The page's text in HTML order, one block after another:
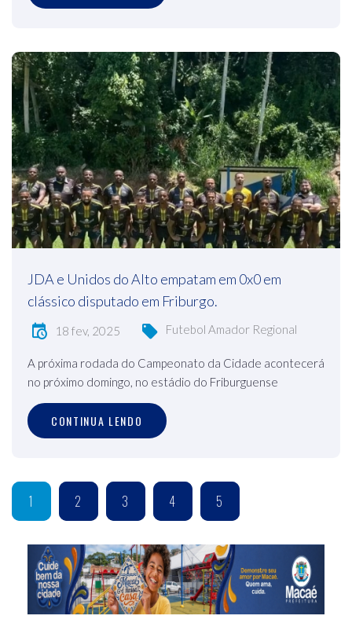
JDA e Unidos do Alto empatam em 0x0 em
clássico disputado em Friburgo.
18 fev, 2025 Futebol Amador Regional
A próxima rodada do Campeonato da Cidade acontecerá
no próximo domingo, no estádio do Friburguense
CONTINUA LENDO
1 2 3 4 5